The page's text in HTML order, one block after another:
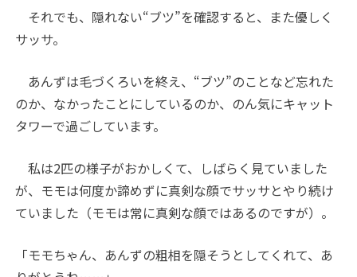
それでも、隠れない“ブツ”を確認すると、また優しく
サッサ。
あんずは毛づくろいを終え、“ブツ”のことなど忘れた
のか、なかったことにしているのか、のん気にキャット
タワーで過ごしています。
私は2匹の様子がおかしくて、しばらく見ていました
が、モモは何度か諦めずに真剣な顔でサッサとやり続け
ていました（モモは常に真剣な顔ではあるのですが）。
「モモちゃん、あんずの粗相を隠そうとしてくれて、あ